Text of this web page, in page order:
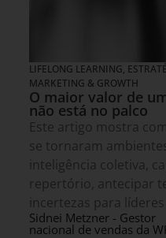
LIFELONG LEARNING,
MARKETING & GROWTH
O maior valor de
não está no palco
Este artigo mostra
se tornaram
inteligência coletiva,
repertório, antecipar
incertezas para
Sidnei Metzner - Gestor
nacional de vendas da